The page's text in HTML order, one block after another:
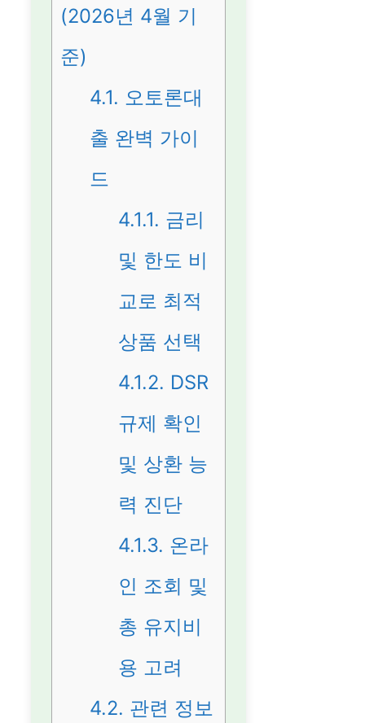
(2026년 4월 기
준)
4.1. 오토론대
출 완벽 가이
드
4.1.1. 금리
및 한도 비
교로 최적
상품 선택
4.1.2. DSR
규제 확인
및 상환 능
력 진단
4.1.3. 온라
인 조회 및
총 유지비
용 고려
4.2. 관련 정보